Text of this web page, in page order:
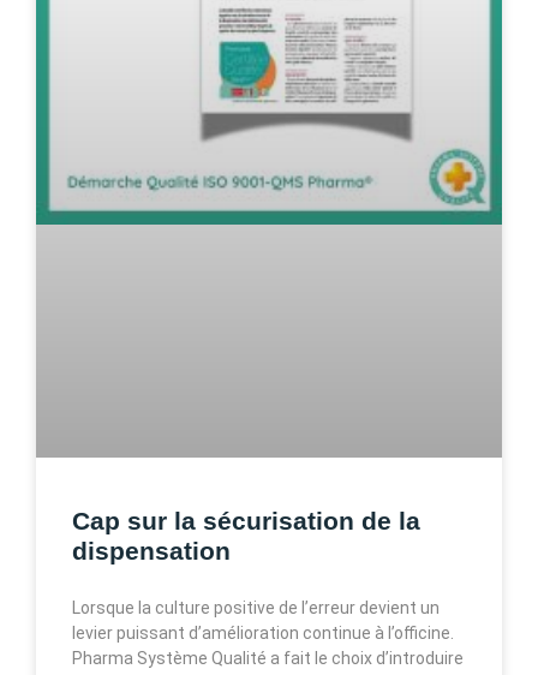
Cap sur la sécurisation de la
dispensation
Lorsque la culture positive de l’erreur devient un
levier puissant d’amélioration continue à l’officine.
Pharma Système Qualité a fait le choix d’introduire